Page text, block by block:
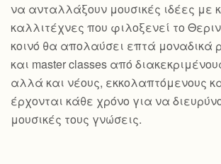
να ανταλλάξουν μουσικές ιδέες με
καλλιτέχνες που φιλοξενεί το
κοινό θα απολαύσει επτά μοναδικά
και master classes από
αλλά και νέους, εκκολαπτόμενους
έρχονται κάθε χρόνο για να
μουσικές τους γνώσεις.